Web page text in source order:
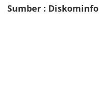
Sumber : Diskominfo